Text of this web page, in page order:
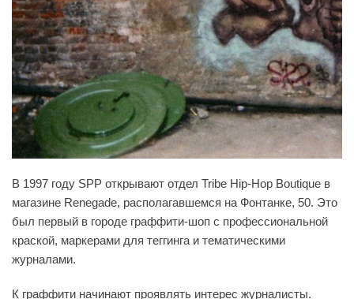
В 1997 году SPP открывают отдел Tribe Hip-Hop Boutique в
магазине Renegade, располагавшемся на Фонтанке, 50. Это
был первый в городе граффити-шоп с профессиональной
краской, маркерами для теггинга и тематическими
журналами.
К граффити начинают проявлять интерес журналисты.